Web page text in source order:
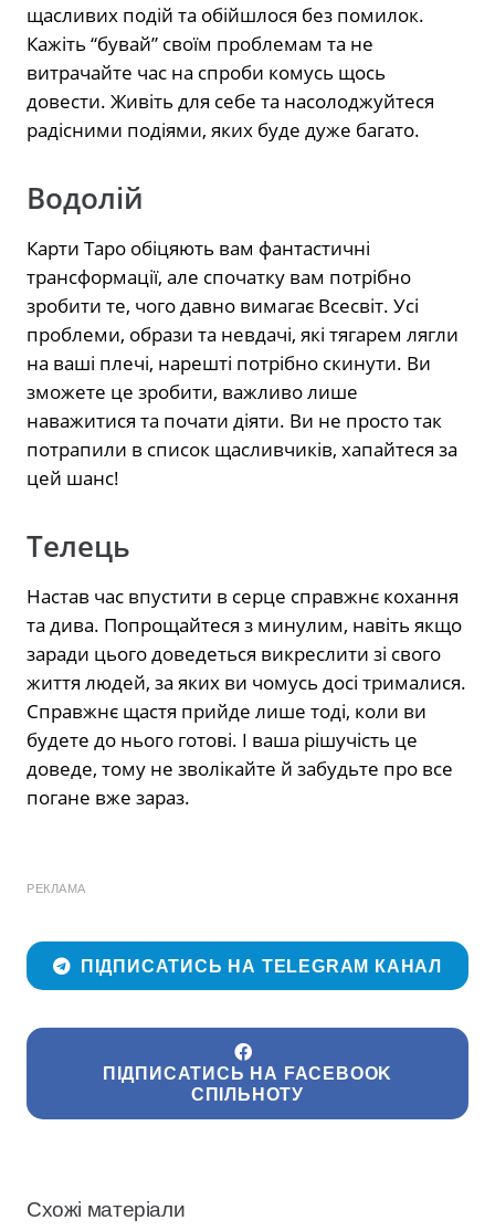
щасливих подій та обійшлося без помилок.
Кажіть “бувай” своїм проблемам та не
витрачайте час на спроби комусь щось
довести. Живіть для себе та насолоджуйтеся
радісними подіями, яких буде дуже багато.
Водолій
Карти Таро обіцяють вам фантастичні
трансформації, але спочатку вам потрібно
зробити те, чого давно вимагає Всесвіт. Усі
проблеми, образи та невдачі, які тягарем лягли
на ваші плечі, нарешті потрібно скинути. Ви
зможете це зробити, важливо лише
наважитися та почати діяти. Ви не просто так
потрапили в список щасливчиків, хапайтеся за
цей шанс!
Телець
Настав час впустити в серце справжнє кохання
та дива. Попрощайтеся з минулим, навіть якщо
заради цього доведеться викреслити зі свого
життя людей, за яких ви чомусь досі трималися.
Справжнє щастя прийде лише тоді, коли ви
будете до нього готові. І ваша рішучість це
доведе, тому не зволікайте й забудьте про все
погане вже зараз.
РЕКЛАМА
ПІДПИСАТИСЬ НА TELEGRAM КАНАЛ
ПІДПИСАТИСЬ НА FACEBOOK
СПІЛЬНОТУ
Схожі матеріали